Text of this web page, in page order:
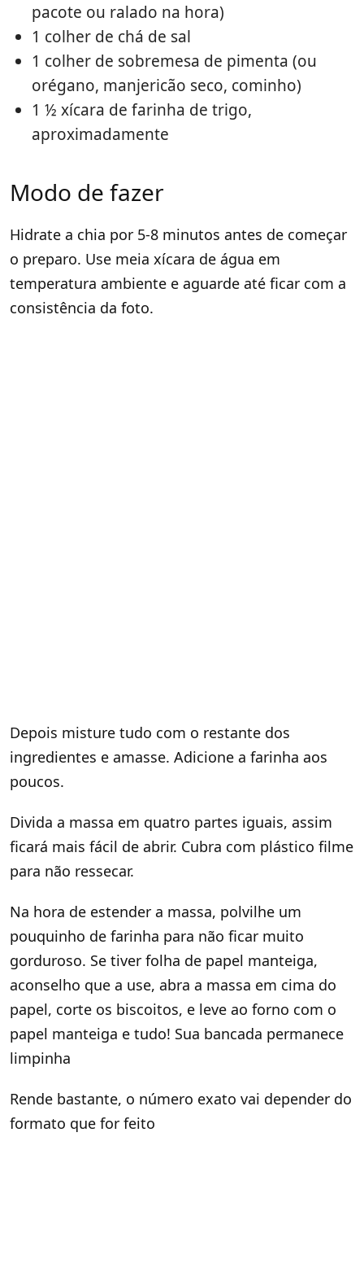
pacote ou ralado na hora)
1 colher de chá de sal
1 colher de sobremesa de pimenta (ou
orégano, manjericão seco, cominho)
1 ½ xícara de farinha de trigo,
aproximadamente
Modo de fazer
Hidrate a chia por 5-8 minutos antes de começar
o preparo. Use meia xícara de água em
temperatura ambiente e aguarde até ficar com a
consistência da foto.
Depois misture tudo com o restante dos
ingredientes e amasse. Adicione a farinha aos
poucos.
Divida a massa em quatro partes iguais, assim
ficará mais fácil de abrir. Cubra com plástico filme
para não ressecar.
Na hora de estender a massa, polvilhe um
pouquinho de farinha para não ficar muito
gorduroso. Se tiver folha de papel manteiga,
aconselho que a use, abra a massa em cima do
papel, corte os biscoitos, e leve ao forno com o
papel manteiga e tudo! Sua bancada permanece
limpinha
Rende bastante, o número exato vai depender do
formato que for feito